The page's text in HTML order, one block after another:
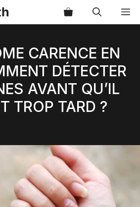
CARENCE EN
DÉTECTER
AVANT QU’IL
TROP TARD ?